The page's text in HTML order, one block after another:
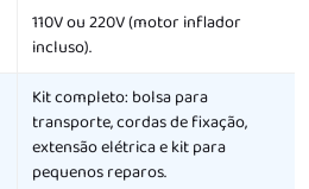
110V ou 220V (motor inflador
incluso).
Kit completo: bolsa para
transporte, cordas de fixação,
extensão elétrica e kit para
pequenos reparos.